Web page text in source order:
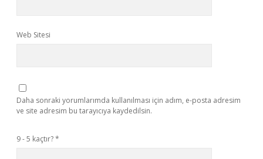
Web Sitesi
Daha sonraki yorumlarımda kullanılması için adım, e-posta adresim
ve site adresim bu tarayıcıya kaydedilsin.
9 - 5 kaçtır?*